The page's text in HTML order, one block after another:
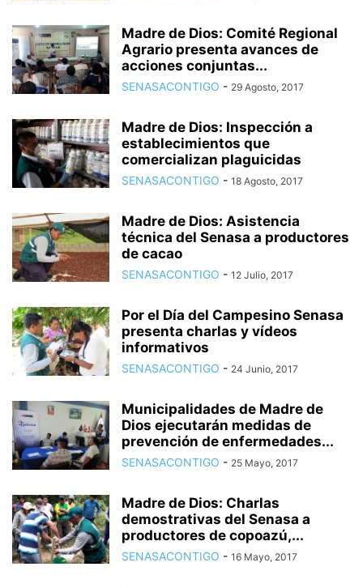
Madre de Dios: Comité Regional
Agrario presenta avances de
acciones conjuntas...
SENASACONTIGO - 29 Agosto, 2017
Madre de Dios: Inspección a
establecimientos que
comercializan plaguicidas
SENASACONTIGO - 18 Agosto, 2017
Madre de Dios: Asistencia
técnica del Senasa a productores
de cacao
SENASACONTIGO - 12 Julio, 2017
Por el Día del Campesino Senasa
presenta charlas y vídeos
informativos
SENASACONTIGO - 24 Junio, 2017
Municipalidades de Madre de
Dios ejecutarán medidas de
prevención de enfermedades...
SENASACONTIGO - 25 Mayo, 2017
Madre de Dios: Charlas
demostrativas del Senasa a
productores de copoazú,...
SENASACONTIGO - 16 Mayo, 2017